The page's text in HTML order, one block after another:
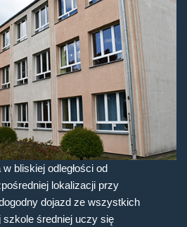
w bliskiej odległości od
lokalizacji przy
dojazd ze wszystkich
szkole średniej uczy się